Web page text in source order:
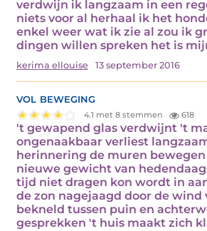
verdwijn ik langzaam in een
niets voor al herhaal ik het
enkel weer wat ik zie al zou ik
dingen willen spreken het is
kerima ellouise 13 september 2016
vol beweging
4.1 met 8 stemmen 618
't gewapend glas verdwijnt 't
ongenaakbaar verliest
herinnering de muren
nieuwe gewicht van
tijd niet dragen kon wordt in
de zon nagejaagd door de wind
bekneld tussen puin en
gesprekken 't huis maakt zich